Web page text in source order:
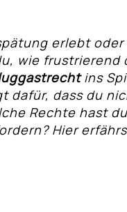
erlebt
wie frustrierend
ins
dafür, dass du
Rechte hast du
Hier